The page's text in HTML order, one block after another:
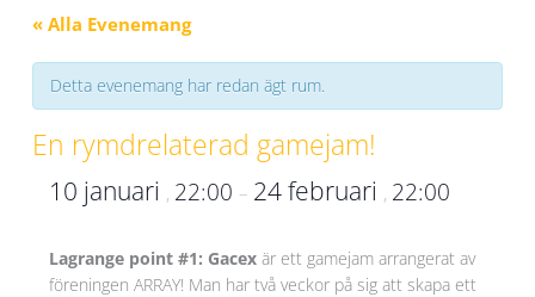
« Alla Evenemang
Detta evenemang har redan ägt rum.
En rymdrelaterad gamejam!
10 januari , 22:00 – 24 februari , 22:00
Lagrange point #1: Gacexär ett gamejam arrangerat av
föreningen ARRAY! Man har två veckor på sig att skapa ett